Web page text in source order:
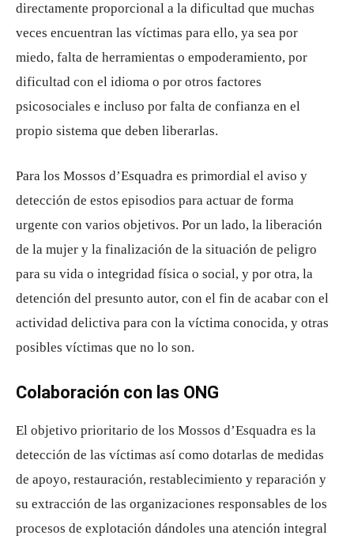
directamente proporcional a la dificultad que muchas
veces encuentran las víctimas para ello, ya sea por
miedo, falta de herramientas o empoderamiento, por
dificultad con el idioma o por otros factores
psicosociales e incluso por falta de confianza en el
propio sistema que deben liberarlas.
Para los Mossos d’Esquadra es primordial el aviso y
detección de estos episodios para actuar de forma
urgente con varios objetivos. Por un lado, la liberación
de la mujer y la finalización de la situación de peligro
para su vida o integridad física o social, y por otra, la
detención del presunto autor, con el fin de acabar con el
actividad delictiva para con la víctima conocida, y otras
posibles víctimas que no lo son.
Colaboración con las ONG
El objetivo prioritario de los Mossos d’Esquadra es la
detección de las víctimas así como dotarlas de medidas
de apoyo, restauración, restablecimiento y reparación y
su extracción de las organizaciones responsables de los
procesos de explotación dándoles una atención integral